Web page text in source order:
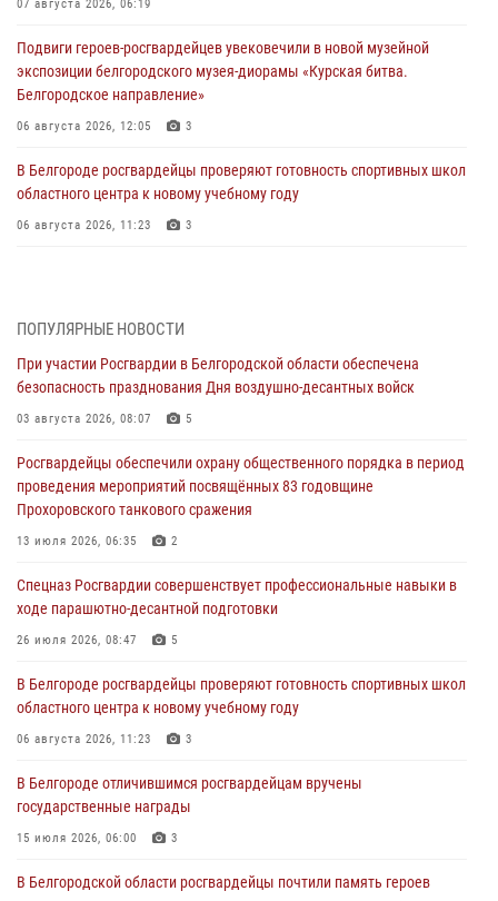
07 августа 2026, 06:19
Подвиги героев‑росгвардейцев увековечили в новой музейной
экспозиции белгородского музея‑диорамы «Курская битва.
Белгородское направление»
06 августа 2026, 12:05 3
В Белгороде росгвардейцы проверяют готовность спортивных школ
областного центра к новому учебному году
06 августа 2026, 11:23 3
Офицеры Росгвардии и ветераны войск правопорядка почтили
память генерала армии Ивана Кирилловича Яковлева
Росгвардейцы приняли участие в акции «Волна памяти»,
посвящённой 83‑й годовщине освобождения Белгорода от немецко
‑фашистских захватчиков
Росгвардия призывает белгородских владельцев оружия не
затягивать с перерегистрацией
Росгвардейцы спасли раненого при атаке FPV-дрона ВСУ жителя
белгородского приграничья
ПОПУЛЯРНЫЕ НОВОСТИ
При участии Росгвардии в Белгородской области обеспечена
безопасность празднования Дня воздушно-десантных войск
03 августа 2026, 08:07 5
Росгвардейцы обеспечили охрану общественного порядка в период
проведения мероприятий посвящённых 83 годовщине
Прохоровского танкового сражения
13 июля 2026, 06:35 2
Спецназ Росгвардии совершенствует профессиональные навыки в
ходе парашютно-десантной подготовки
26 июля 2026, 08:47 5
В Белгороде росгвардейцы проверяют готовность спортивных школ
областного центра к новому учебному году
06 августа 2026, 11:23 3
В Белгороде отличившимся росгвардейцам вручены
государственные награды
15 июля 2026, 06:00 3
В Белгородской области росгвардейцы почтили память героев